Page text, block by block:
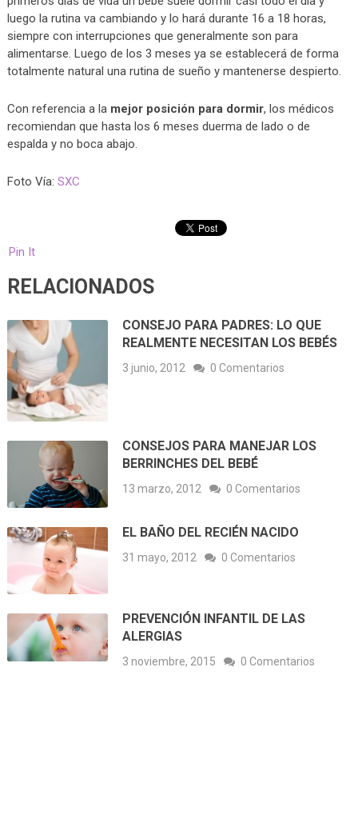
luego la rutina va cambiando y lo hará durante 16 a 18 horas,
siempre con interrupciones que generalmente son para
alimentarse. Luego de los 3 meses ya se establecerá de forma
totalmente natural una rutina de sueño y mantenerse despierto.
Con referencia a la mejor posición para dormir, los médicos
recomiendan que hasta los 6 meses duerma de lado o de
espalda y no boca abajo.
Foto Vía: SXC
Pin It
RELACIONADOS
CONSEJO PARA PADRES: LO QUE
REALMENTE NECESITAN LOS BEBÉS
3 junio, 2012 0 Comentarios
CONSEJOS PARA MANEJAR LOS
BERRINCHES DEL BEBÉ
13 marzo, 2012 0 Comentarios
EL BAÑO DEL RECIÉN NACIDO
31 mayo, 2012 0 Comentarios
PREVENCIÓN INFANTIL DE LAS
ALERGIAS
3 noviembre, 2015 0 Comentarios